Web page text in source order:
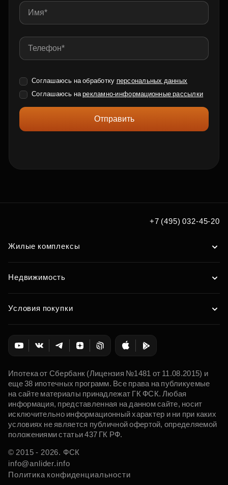
Соглашаюсь на обработку персональных данных
Соглашаюсь нарекламно-информационные рассылки
Отправить
+7 (495) 032-45-20
Жилые комплексы
Недвижимость
Условия покупки
Ипотека от Сбербанк (Лицензия №1481 от 11.08.2015) и
еще 38 ипотечных программ. Все права на публикуемые
на сайте материалы принадлежат ГК ФСК. Любая
информация, представленная на данном сайте, носит
исключительно информационный характер и ни при каких
условиях не является публичной офертой, определяемой
положениями статьи 437 ГК РФ.
© 2015 - 2026. ФСК
info@anlider.info
Политика конфиденциальности